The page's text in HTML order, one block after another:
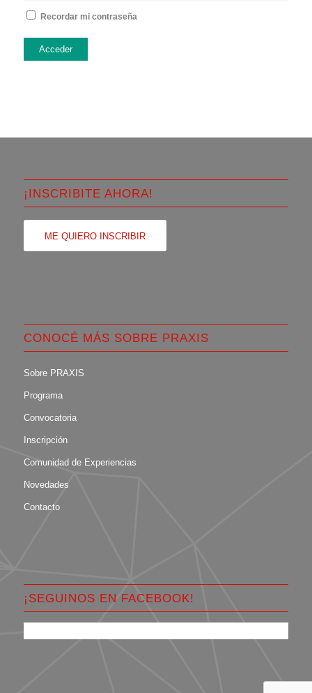
Recordar mi contraseña
Acceder
¡INSCRIBITE AHORA!
ME QUIERO INSCRIBIR
CONOCÉ MÁS SOBRE PRAXIS
Sobre PRAXIS
Programa
Convocatoria
Inscripción
Comunidad de Experiencias
Novedades
Contacto
¡SEGUINOS EN FACEBOOK!